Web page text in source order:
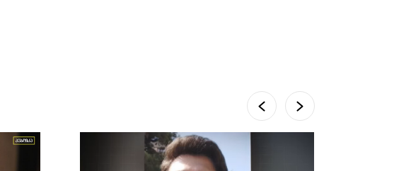
მონიტორი: პირები,
რომლებიც თაღლითურ
ქოლცენტრში მუშაობდნენ,